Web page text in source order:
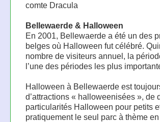
comte Dracula
Bellewaerde & Halloween
En 2001, Bellewaerde a été un des
belges où Halloween fut célébré.
nombre de visiteurs annuel, la
l’une des périodes les plus
Halloween à Bellewaerde est
d’attractions « halloweenisées », de
particularités Halloween pour petits
pratiquement le seul parc à thème